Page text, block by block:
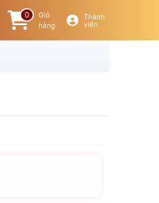
0
Giỏ
hàng
Thành
viên